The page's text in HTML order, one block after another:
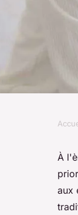
À
aux